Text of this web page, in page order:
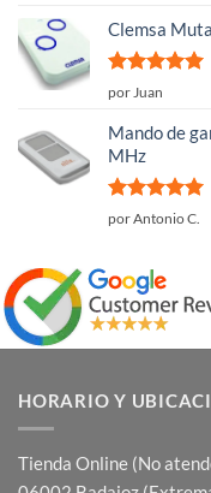
5
Clemsa
Valorado
por Juan
Mando de
MHz
Valorado
por Antonio C.
HORARIO Y
Tienda Online (No